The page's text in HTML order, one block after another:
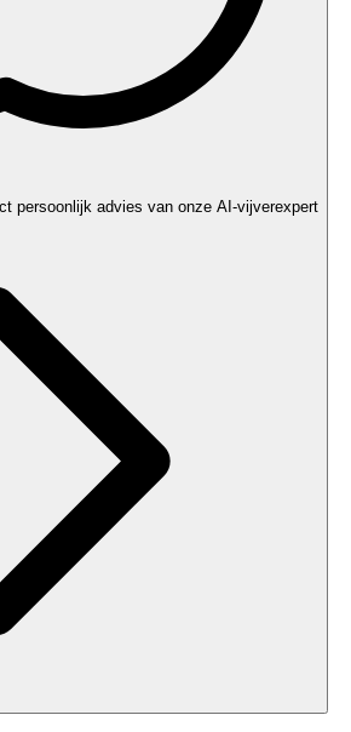
persoonlijk advies van onze AI-vijverexpert